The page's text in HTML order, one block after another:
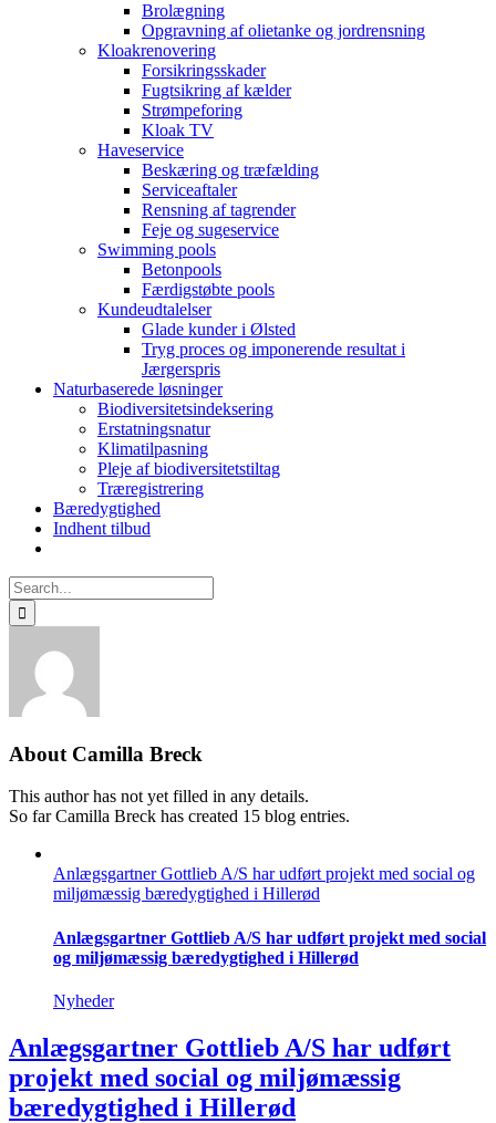
Brolægning
Opgravning af olietanke og jordrensning
Kloakrenovering
Forsikringsskader
Fugtsikring af kælder
Strømpeforing
Kloak TV
Haveservice
Beskæring og træfælding
Serviceaftaler
Rensning af tagrender
Feje og sugeservice
Swimming pools
Betonpools
Færdigstøbte pools
Kundeudtalelser
Glade kunder i Ølsted
Tryg proces og imponerende resultat i
Jærgerspris
Naturbaserede løsninger
Biodiversitetsindeksering
Erstatningsnatur
Klimatilpasning
Pleje af biodiversitetstiltag
Træregistrering
Bæredygtighed
Indhent tilbud
Search
for:
About Camilla Breck
This author has not yet filled in any details.
So far Camilla Breck has created 15 blog entries.
Anlægsgartner Gottlieb A/S har udført projekt med social og
miljømæssig bæredygtighed i Hillerød
Anlægsgartner Gottlieb A/S har udført projekt med social
og miljømæssig bæredygtighed i Hillerød
Nyheder
Anlægsgartner Gottlieb A/S har udført
projekt med social og miljømæssig
bæredygtighed i Hillerød